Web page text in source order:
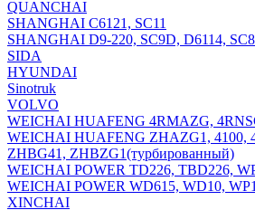
QUANCHAI
SHANGHAI C6121, SC11
SHANGHAI D9-220, SC9D, D6114,
SIDA
HYUNDAI
Sinotruk
VOLVO
WEICHAI HUAFENG 4RMAZG,
WEICHAI HUAFENG ZHAZG1, 4100,
ZHBG41, ZHBZG1(турбированный)
WEICHAI POWER TD226, TBD226,
WEICHAI POWER WD615, WD10,
XINCHAI